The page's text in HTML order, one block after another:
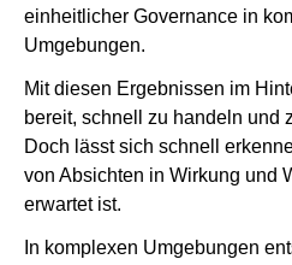
einheitlicher Governance in
Umgebungen.
Mit diesen Ergebnissen im
bereit, schnell zu handeln und
Doch lässt sich schnell
von Absichten in Wirkung und
erwartet ist.
In komplexen Umgebungen